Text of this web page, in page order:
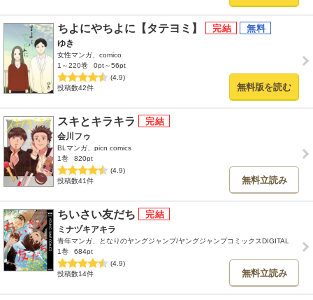
ちよにやちよに【タテヨミ】
ゆき
女性マンガ、comico
1～220巻
0pt～56pt
(4.9)
投稿数42件
無料版を読む
スキとキラキラ
会川フゥ
BLマンガ、picn comics
1巻
820pt
(4.9)
投稿数41件
無料立読み
ちいさい友だち
ミナヅキアキラ
青年マンガ、となりのヤングジャンプ/ヤングジャンプコミックスDIGITAL
1巻
684pt
(4.9)
投稿数14件
無料立読み